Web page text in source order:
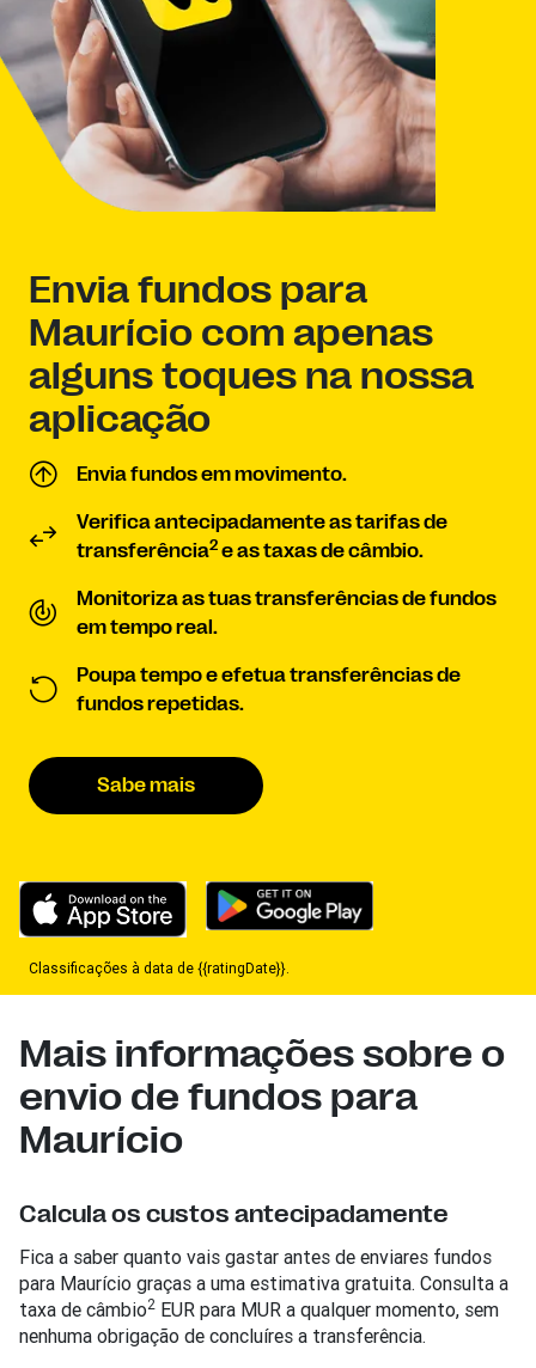
Envia fundos para
Maurício com apenas
alguns toques na nossa
aplicação
Envia fundos em movimento.
Verifica antecipadamente as tarifas de
transferência2 e as taxas de câmbio.
Monitoriza as tuas transferências de fundos
em tempo real.
Poupa tempo e efetua transferências de
fundos repetidas.
Sabe mais
Classificações à data de {{ratingDate}}.
Mais informações sobre o
envio de fundos para
Maurício
Calcula os custos antecipadamente
Fica a saber quanto vais gastar antes de enviares fundos
para Maurício graças a uma estimativa gratuita. Consulta a
taxa de câmbio2 EUR para MUR a qualquer momento, sem
nenhuma obrigação de concluíres a transferência.